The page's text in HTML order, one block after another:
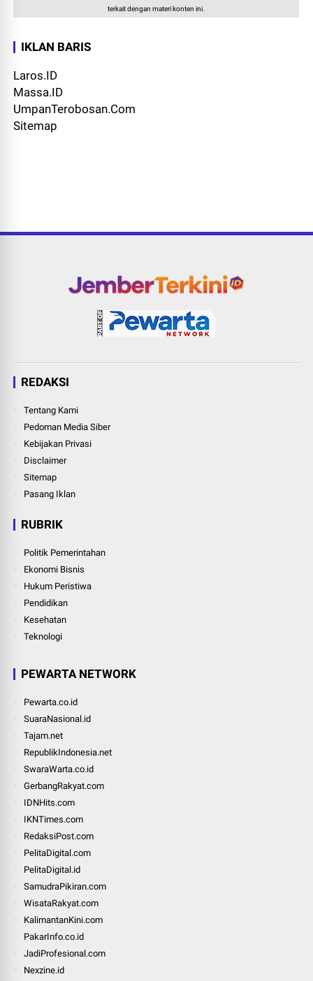
terkait dengan materi konten ini.
IKLAN BARIS
Laros.ID
Massa.ID
UmpanTerobosan.Com
Sitemap
REDAKSI
Tentang Kami
Pedoman Media Siber
Kebijakan Privasi
Disclaimer
Sitemap
Pasang Iklan
RUBRIK
Politik Pemerintahan
Ekonomi Bisnis
Hukum Peristiwa
Pendidikan
Kesehatan
Teknologi
PEWARTA NETWORK
Pewarta.co.id
SuaraNasional.id
Tajam.net
RepublikIndonesia.net
SwaraWarta.co.id
GerbangRakyat.com
IDNHits.com
IKNTimes.com
RedaksiPost.com
PelitaDigital.com
PelitaDigital.id
SamudraPikiran.com
WisataRakyat.com
KalimantanKini.com
PakarInfo.co.id
JadiProfesional.com
Nexzine.id